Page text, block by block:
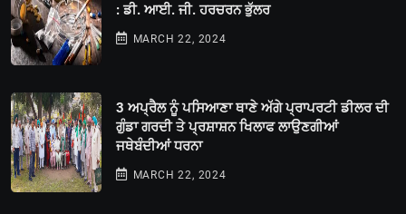
: ਡੀ. ਆਈ. ਜੀ. ਹਰਚਰਨ ਭੁੱਲਰ
MARCH 22, 2024
3 ਅਪ੍ਰੈਲ ਨੂੰ ਪਸਿਆਣਾ ਥਾਣੇ ਅੱਗੇ ਪ੍ਰਾਪਰਟੀ ਡੀਲਰ ਦੀ
ਗੁੰਡਾ ਗਰਦੀ ਤੇ ਪ੍ਰਸ਼ਾਸ਼ਨ ਖਿਲਾਫ ਲਾਉਣਗੀਆਂ
ਜਥੇਬੰਦੀਆਂ ਧਰਨਾ
MARCH 22, 2024